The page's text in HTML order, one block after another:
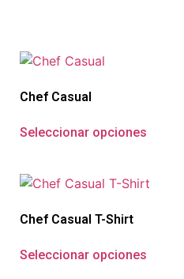
Chef Casual
Seleccionar opciones
Chef Casual T-Shirt
Seleccionar opciones